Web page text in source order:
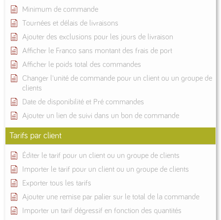
Minimum de commande
Tournées et délais de livraisons
Ajouter des exclusions pour les jours de livraison
Afficher le Franco sans montant des frais de port
Afficher le poids total des commandes
Changer l'unité de commande pour un client ou un groupe de
clients
Date de disponibilité et Pré commandes
Ajouter un lien de suivi dans un bon de commande
Tarifs par client
Éditer le tarif pour un client ou un groupe de clients
Importer le tarif pour un client ou un groupe de clients
Exporter tous les tarifs
Ajouter une remise par palier sur le total de la commande
Importer un tarif dégressif en fonction des quantités